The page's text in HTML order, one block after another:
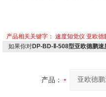
产品相关关键字： 速度知觉仪 亚欧德
如果你对DP-BD-Ⅱ-508型亚欧德鹏速
产品：